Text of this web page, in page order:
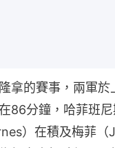
拿的賽事，兩軍於
86分鐘，哈菲班
）在積及梅菲（